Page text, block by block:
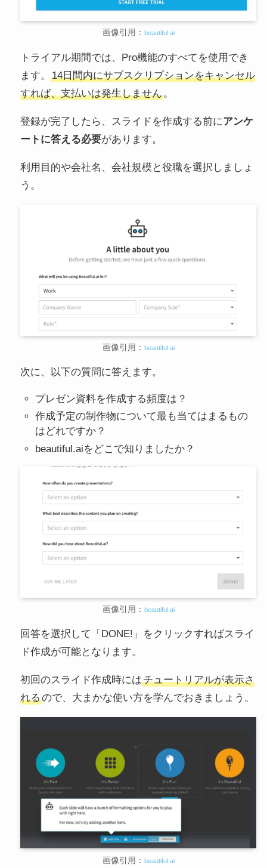
画像引用： beautiful.ai
トライアル期間では、Pro機能のすべてを使用でき
ます。
14日間内にサブスクリプションをキャンセル
すれば、支払いは発生しません。
登録が完了したら、スライドを作成する前にアンケ
ートに答える必要があります。
利用目的や会社名、会社規模と役職を選択しましょ
う。
画像引用： beautiful.ai
次に、以下の質問に答えます。
プレゼン資料を作成する頻度は？
作成予定の制作物について最も当てはまるもの
はどれですか？
beautiful.aiをどこで知りましたか？
画像引用： beautiful.ai
回答を選択して「DONE!」をクリックすればスライ
ド作成が可能となります。
初回のスライド作成時にはチュートリアルが表示さ
れるので、大まかな使い方を学んでおきましょう。
画像引用： beautiful.ai